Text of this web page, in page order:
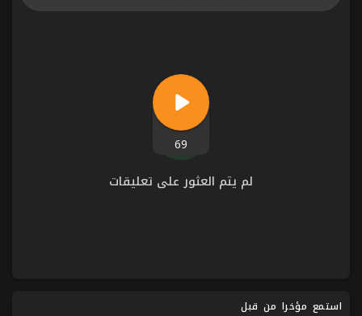
69
لم يتم العثور على تعليقات
استمع مؤخرا من قبل